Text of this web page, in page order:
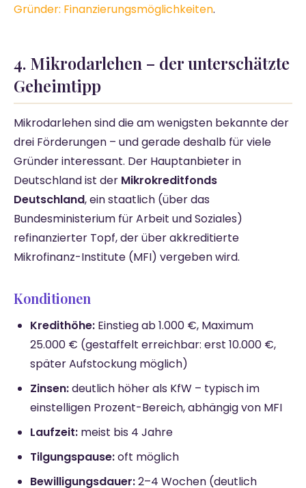
Gründer: Finanzierungsmöglichkeiten.
4. Mikrodarlehen – der unterschätzte
Geheimtipp
Mikrodarlehen sind die am wenigsten bekannte der
drei Förderungen – und gerade deshalb für viele
Gründer interessant. Der Hauptanbieter in
Deutschland ist der Mikrokreditfonds
Deutschland, ein staatlich (über das
Bundesministerium für Arbeit und Soziales)
refinanzierter Topf, der über akkreditierte
Mikrofinanz-Institute (MFI) vergeben wird.
Konditionen
Kredithöhe: Einstieg ab 1.000 €, Maximum
25.000 € (gestaffelt erreichbar: erst 10.000 €,
später Aufstockung möglich)
Zinsen:deutlich höher als KfW – typisch im
einstelligen Prozent-Bereich, abhängig von MFI
Laufzeit: meist bis 4 Jahre
Tilgungspause:oft möglich
Bewilligungsdauer:2–4 Wochen (deutlich